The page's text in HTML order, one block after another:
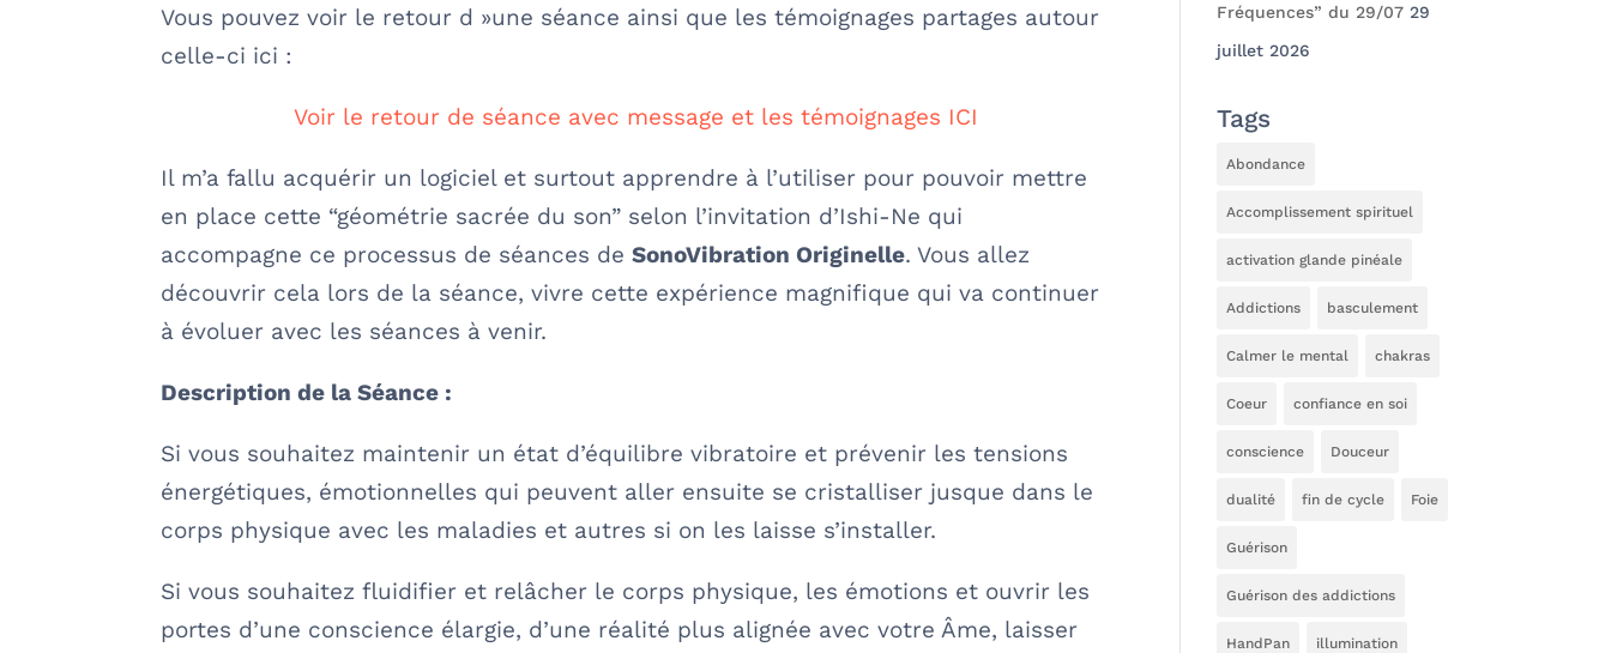
Vous pouvez voir le retour d »une séance ainsi que les témoignages partages autour
celle-ci ici :
Voir le retour de séance avec message et les témoignages ICI
Il m’a fallu acquérir un logiciel et surtout apprendre à l’utiliser pour pouvoir mettre
en place cette “géométrie sacrée du son” selon l’invitation d’Ishi-Ne qui
accompagne ce processus de séances deSonoVibration Originelle. Vous allez
découvrir cela lors de la séance, vivre cette expérience magnifique qui va continuer
à évoluer avec les séances à venir.
Description de la Séance :
Si vous souhaitez maintenir un état d’équilibre vibratoire et prévenir les tensions
énergétiques, émotionnelles qui peuvent aller ensuite se cristalliser jusque dans le
corps physique avec les maladies et autres si on les laisse s’installer.
Si vous souhaitez fluidifier et relâcher le corps physique, les émotions et ouvrir les
portes d’une conscience élargie, d’une réalité plus alignée avec votre Âme, laisser
Fréquences” du 29/07 29
juillet 2026
Tags
Abondance
Accomplissement spirituel
activation glande pinéale
Addictions basculement
Calmer le mental chakras
Coeur confiance en soi
conscience Douceur
dualité fin de cycle Foie
Guérison
Guérison des addictions
HandPan illumination